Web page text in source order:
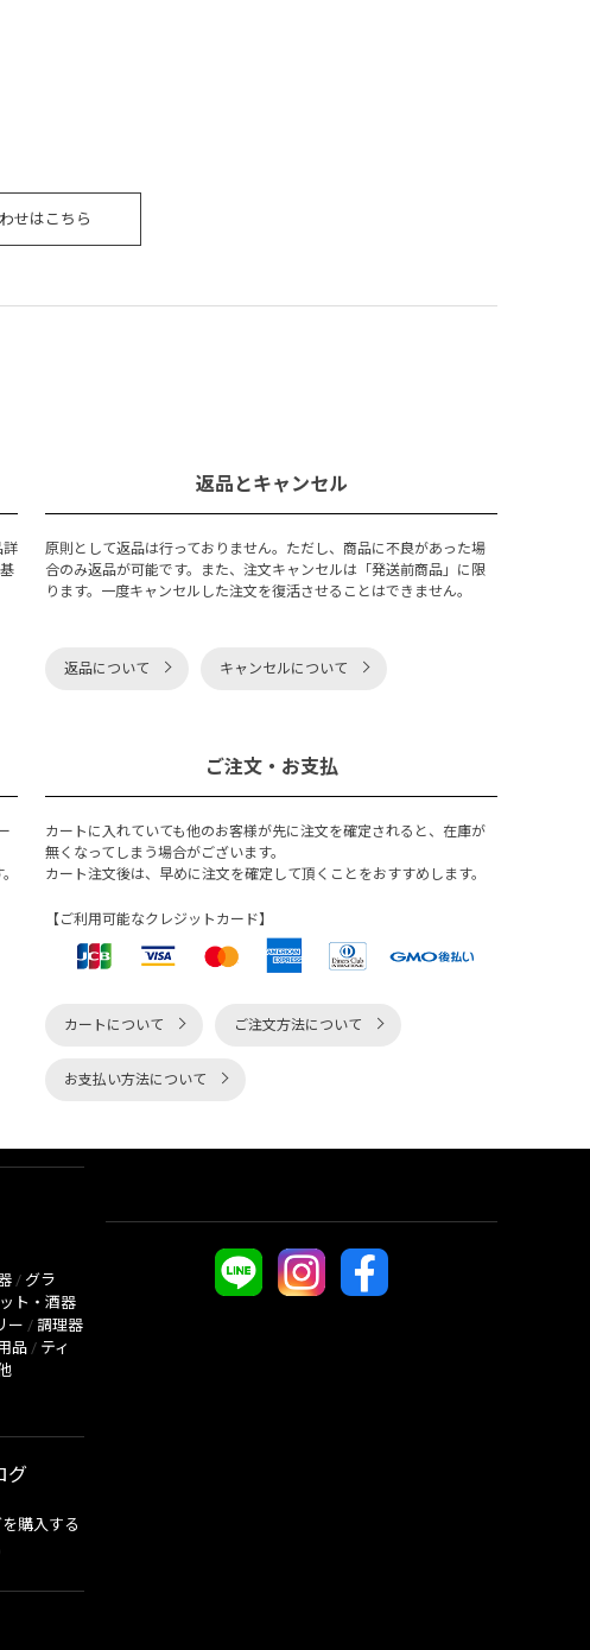
。バラン
を誘う。
せはこちら
詳
返品とキャンセル
原則として返品は行っておりません。ただし、商品に不良があった場
合のみ返品が可能です。また、注文キャンセルは「発送前商品」に限
ります。一度キャンセルした注文を復活させることはできません。
返品について キャンセルについて
ご注文・お支払
カートに入れていても他のお客様が先に注文を確定されると、在庫が
無くなってしまう場合がございます。
カート注文後は、早めに注文を確定して頂くことをおすすめします。
【ご利用可能なクレジットカード】
カートについて ご注文方法について
お支払い方法について
/ グラ
ト・酒器
ー / 調理器
品 / ティ
グ
購入する